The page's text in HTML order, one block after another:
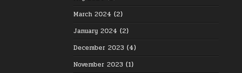
March 2024 (2)
January 2024 (2)
December 2023 (4)
November 2023 (1)